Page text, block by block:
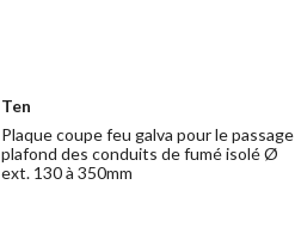
Ten
Plaque coupe feu galva pour le passage
plafond des conduits de fumé isolé Ø
ext. 130 à 350mm